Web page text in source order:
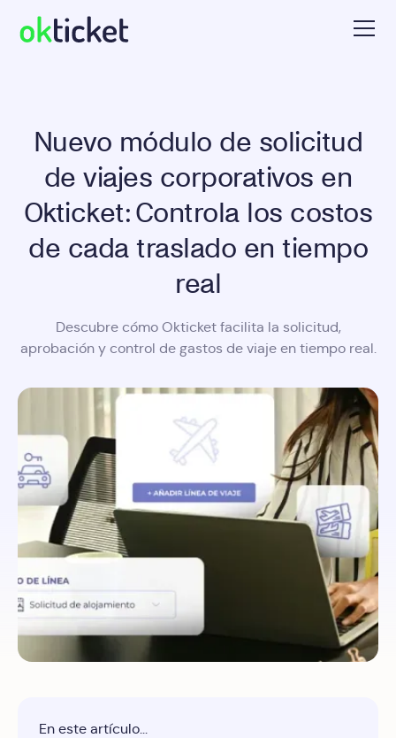
Nuevo módulo de solicitud
de viajes corporativos en
Okticket: Controla los costos
de cada traslado en tiempo
real
Descubre cómo Okticket facilita la solicitud,
aprobación y control de gastos de viaje en tiempo real.
En este artículo...